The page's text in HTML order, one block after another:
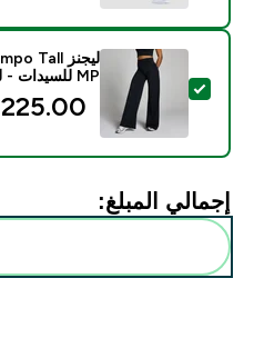
تحديد هذا المنتج - ليجنز Tempo Tall بساقين واسعتين من MP للسيدات - لون أسود - L
MP للسيدات - لون أسود - L
225.00 AED‎
إجمالي المبلغ: